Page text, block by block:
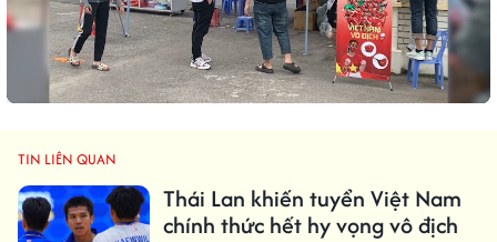
TIN LIÊN QUAN
Thái Lan khiến tuyển Việt Nam
chính thức hết hy vọng vô địch